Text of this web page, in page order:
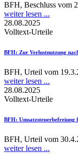
BFH, Beschluss vom
weiter lesen ...
28.08.2025
Volltext-Urteile
BFH: Zur Verlustnutzung
BFH, Urteil vom
weiter lesen ...
28.08.2025
Volltext-Urteile
BFH: Umsatzsteuerbefreiung
BFH, Urteil vom
weiter lesen ...